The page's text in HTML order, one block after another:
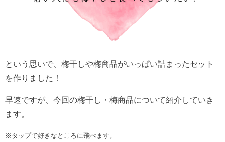
という思いで、梅干しや梅商品がいっぱい詰まったセット
を作りました！
早速ですが、今回の梅干し・梅商品について紹介していき
ます。
※タップで好きなところに飛べます。